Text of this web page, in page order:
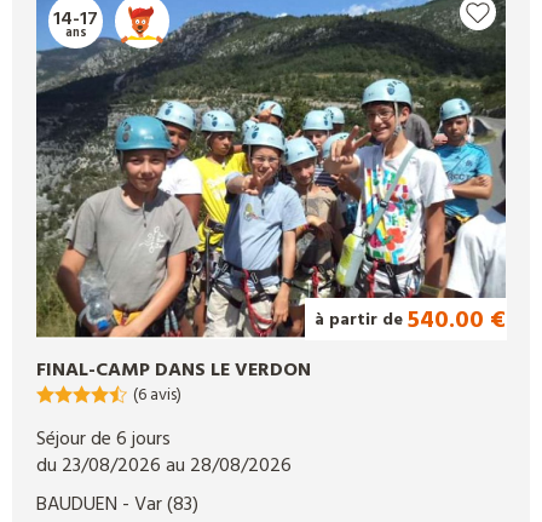
14-17
ans
à partir de540.00 €
FINAL-CAMP DANS LE VERDON
(6 avis)
Séjour de 6 jours
du 23/08/2026 au 28/08/2026
BAUDUEN - Var(83)